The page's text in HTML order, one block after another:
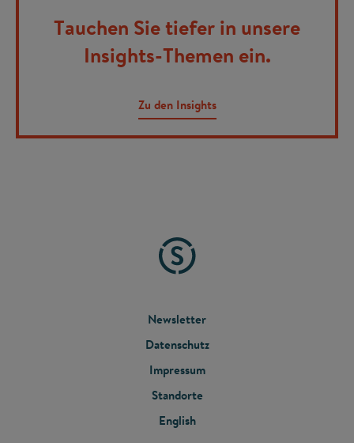
Tauchen Sie tiefer in unsere
Insights-Themen ein.
Zu den Insights
FOOTER
MENU
Newsletter
Datenschutz
Impressum
Standorte
English